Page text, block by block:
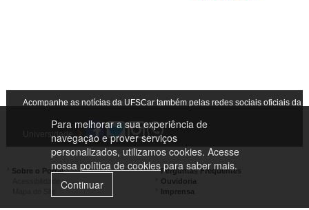
Para melhorar a sua experiência de
navegação e prover serviços
personalizados, utilizamos cookies. Acesse
nossa política de cookiespara saber mais.
Continuar
Acompanhe as notícias da UFSCar também pelas redes sociais oficiais da
Universidade
Sobre o Portal
Perguntas Frequentes
Ouvidoria
Imprensa